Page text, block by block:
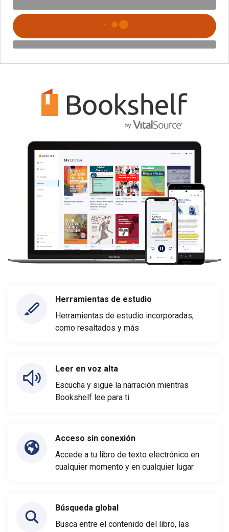
Herramientas de estudio
Herramientas de estudio incorporadas,
como resaltados y más
Leer en voz alta
Escucha y sigue la narración mientras
Bookshelf lee para ti
Acceso sin conexión
Accede a tu libro de texto electrónico en
cualquier momento y en cualquier lugar
Búsqueda global
Busca entre el contenido del libro, las